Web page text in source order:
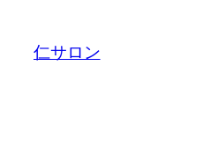
仁サロン